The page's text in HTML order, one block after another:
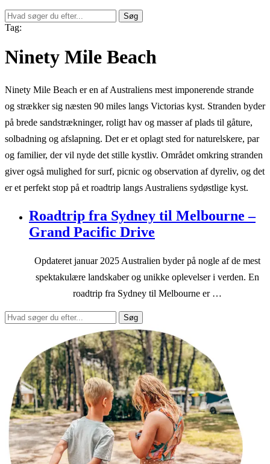
Søg
Tag:
Ninety Mile Beach
Ninety Mile Beach er en af Australiens mest imponerende strande
og strækker sig næsten 90 miles langs Victorias kyst. Stranden byder
på brede sandstrækninger, roligt hav og masser af plads til gåture,
solbadning og afslapning. Det er et oplagt sted for naturelskere, par
og familier, der vil nyde det stille kystliv. Området omkring stranden
giver også mulighed for surf, picnic og observation af dyreliv, og det
er et perfekt stop på et roadtrip langs Australiens sydøstlige kyst.
Roadtrip fra Sydney til Melbourne –
Grand Pacific Drive
Opdateret januar 2025 Australien byder på nogle af de mest
spektakulære landskaber og unikke oplevelser i verden. En
roadtrip fra Sydney til Melbourne er …